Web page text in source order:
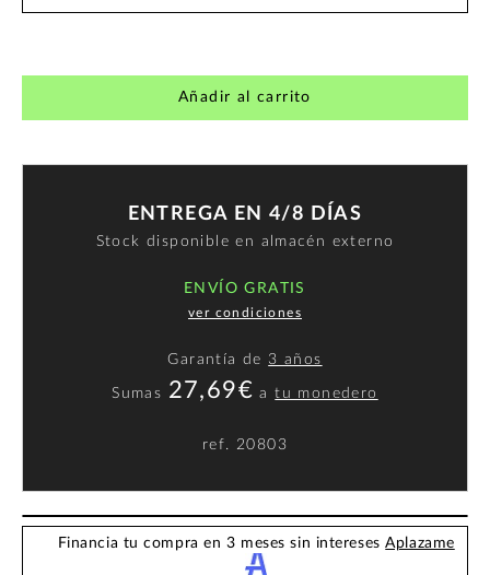
Añadir al carrito
ENTREGA EN 4/8 DÍAS
Stock disponible en almacén externo
ENVÍO GRATIS
ver condiciones
Garantía de 3 años
Sumas 27,69€ atu monedero
ref. 20803
Financia tu compra en 3 meses sin interesesAplazame